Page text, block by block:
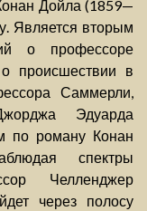
Дойла (1859—
Является вторым
о профессоре
происшествии в
Саммерли,
Эдуарда
по роману Конан
спектры
Челленджер
через полосу